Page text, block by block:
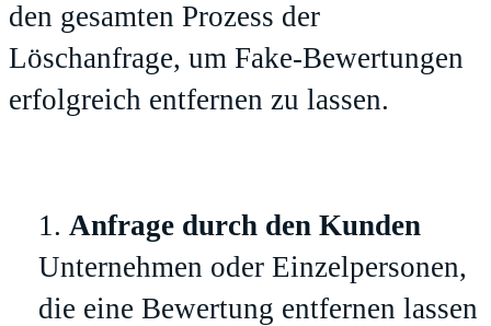
den gesamten Prozess der
Löschanfrage, um Fake-Bewertungen
erfolgreich entfernen zu lassen.
Anfrage durch den Kunden
Unternehmen oder Einzelpersonen,
die eine Bewertung entfernen lassen